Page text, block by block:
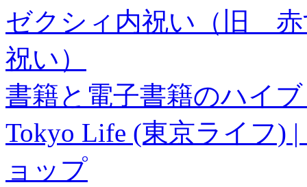
ゼクシィ内祝い（旧 赤
祝い）
書籍と電子書籍のハイ
Tokyo Life (東京ライフ)
ョップ